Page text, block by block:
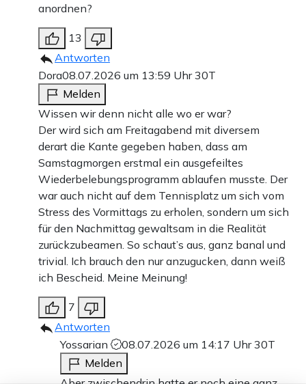
anordnen?
13
Antworten
Dora08.07.2026 um 13:59 Uhr30T
Melden
Wissen wir denn nicht alle wo er war?
Der wird sich am Freitagabend mit diversem
derart die Kante gegeben haben, dass am
Samstagmorgen erstmal ein ausgefeiltes
Wiederbelebungsprogramm ablaufen musste. Der
war auch nicht auf dem Tennisplatz um sich vom
Stress des Vormittags zu erholen, sondern um sich
für den Nachmittag gewaltsam in die Realität
zurückzubeamen. So schaut’s aus, ganz banal und
trivial. Ich brauch den nur anzugucken, dann weiß
ich Bescheid. Meine Meinung!
7
Antworten
Yossarian
08.07.2026 um 14:17 Uhr30T
Melden